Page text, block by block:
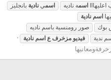
اسمه ناديه اسمينادية بانجليز
اسم نادية
بوك
صور رومنسية باسم ناديه
ندية فيديو مزخرفعاسم نادية